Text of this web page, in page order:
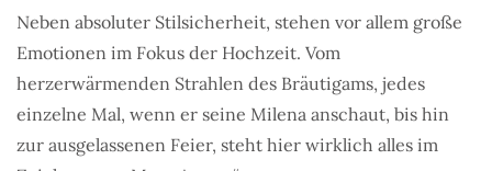
Neben absoluter Stilsicherheit, stehen vor allem große
Emotionen im Fokus der Hochzeit. Vom
herzerwärmenden Strahlen des Bräutigams, jedes
einzelne Mal, wenn er seine Milena anschaut, bis hin
zur ausgelassenen Feier, steht hier wirklich alles im